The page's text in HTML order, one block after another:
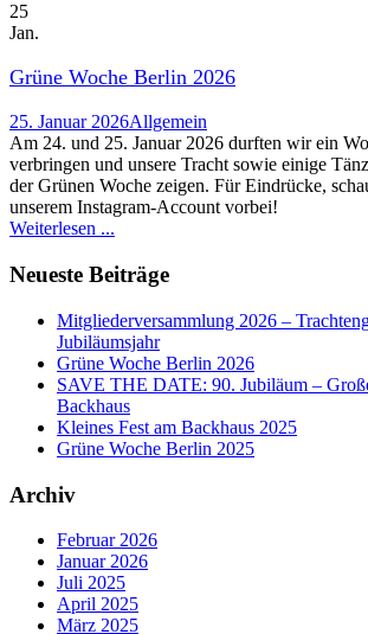
25
Jan.
Grüne Woche Berlin 2026
25. Januar 2026Allgemein
Am 24. und 25. Januar 2026 durften wir ein
verbringen und unsere Tracht sowie einige
der Grünen Woche zeigen. Für Eindrücke,
unserem Instagram-Account vorbei!
Weiterlesen ...
Neueste Beiträge
Mitgliederversammlung 2026 –
Jubiläumsjahr
Grüne Woche Berlin 2026
SAVE THE DATE: 90. Jubiläum –
Backhaus
Kleines Fest am Backhaus 2025
Grüne Woche Berlin 2025
Archiv
Februar 2026
Januar 2026
Juli 2025
April 2025
März 2025